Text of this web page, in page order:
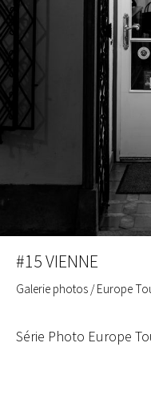
#15 VIENNE
Galerie photos /Europe
Série Photo Europe